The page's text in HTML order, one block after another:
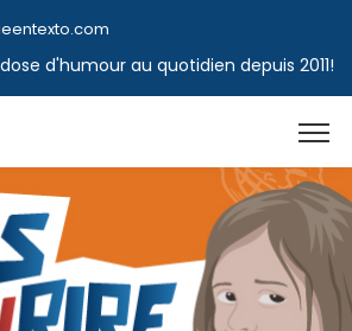
d'humour au quotidien depuis 2011!